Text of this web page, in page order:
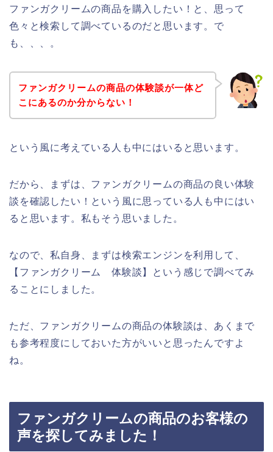
ファンガクリームの商品を購入したい！と、思って
色々と検索して調べているのだと思います。で
も、、、。
ファンガクリームの商品の体験談が一体ど
こにあるのか分からない！
という風に考えている人も中にはいると思います。
だから、まずは、ファンガクリームの商品の良い体験
談を確認したい！という風に思っている人も中にはい
ると思います。私もそう思いました。
なので、私自身、まずは検索エンジンを利用して、
【ファンガクリーム 体験談】という感じで調べてみ
ることにしました。
ただ、ファンガクリームの商品の体験談は、あくまで
も参考程度にしておいた方がいいと思ったんですよ
ね。
ファンガクリームの商品のお客様の
声を探してみました！